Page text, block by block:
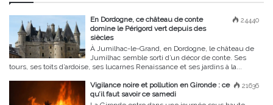
24440
En Dordogne, ce château de conte
domine le Périgord vert depuis des
siècles
À Jumilhac-le-Grand, en Dordogne, le château de
Jumilhac semble sorti d’un décor de conte. Ses
tours, ses toits d’ardoise, ses lucarnes Renaissance et ses jardins à la...
21636
Vigilance noire et pollution en Gironde : ce
qu’il faut savoir ce samedi